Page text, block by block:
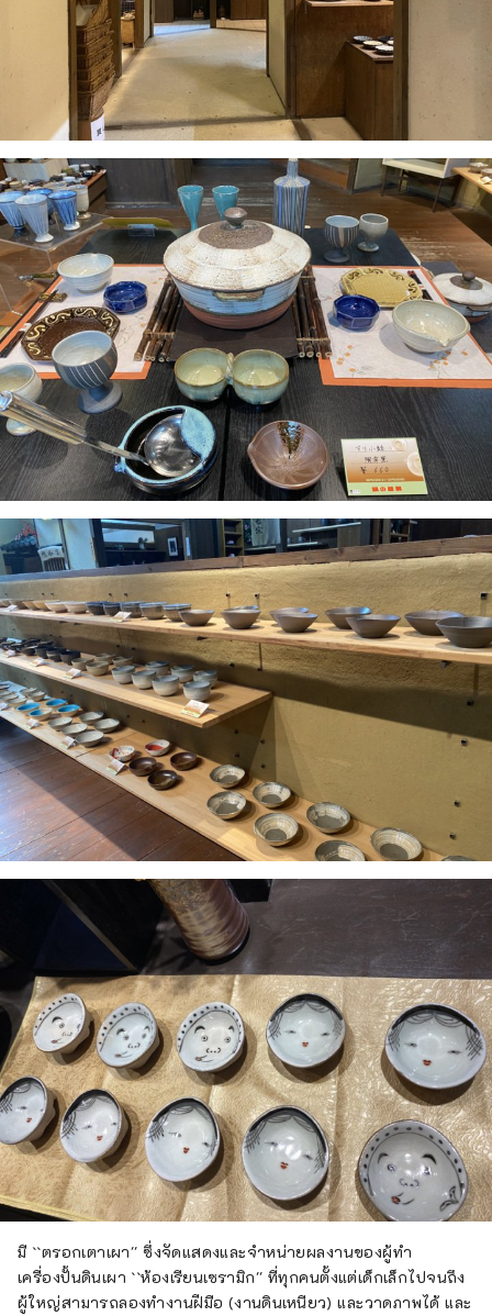
มี ``ตรอกเตาเผา'' ซึ่งจัดแสดงและจำหน่ายผลงานของผู้ทำ
เครื่องปั้นดินเผา ``ห้องเรียนเซรามิก'' ที่ทุกคนตั้งแต่เด็กเล็กไปจนถึง
ผู้ใหญ่สามารถลองทำงานฝีมือ (งานดินเหนียว) และวาดภาพได้ และ